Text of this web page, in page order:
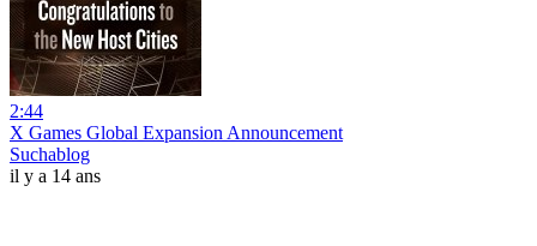
2:44
X Games Global Expansion Announcement
Suchablog
il y a 14 ans